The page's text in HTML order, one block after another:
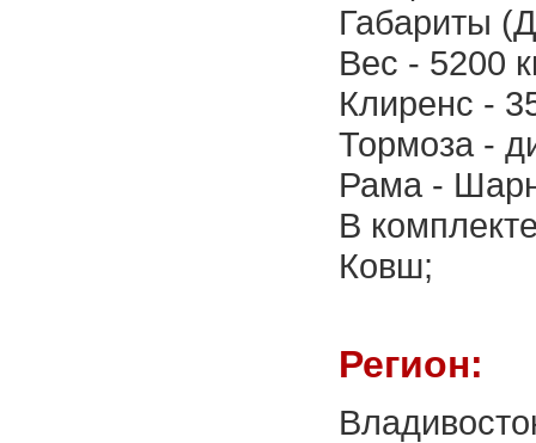
Габариты
Вес - 5200
Клиренс -
Тормоза -
Рама -
В
Ковш;
Регион: